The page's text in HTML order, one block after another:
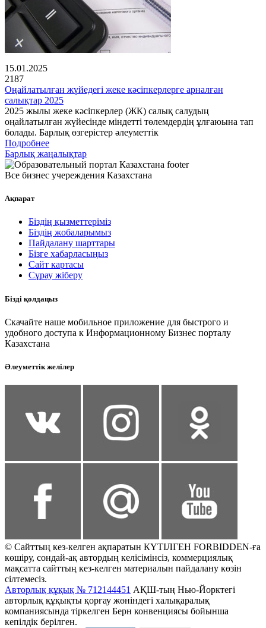
15.01.2025
2187
Оңайлатылған жүйедегі жеке кәсіпкерлерге арналған
салықтар 2025
2025 жылы жеке кәсіпкерлер (ЖК) салық салудың
оңайлатылған жүйесінде міндетті төлемдердің ұлғаюына тап
болады. Барлық өзгерістер әлеуметтік
Подробнее
Барлық жаңалықтар
Все бизнес учереждения Казахстана
Ақпарат
Біздің қызметтеріміз
Біздің жобаларымыз
Пайдалану шарттары
Бізге хабарласыңыз
Сайт картасы
Сұрау жіберу
Бізді қолдаңыз
Скачайте наше мобильное приложение для быстрого и
удобного доступа к Информационному Бизнес порталу
Казахстана
Әлеуметтік желілер
© Сайттың кез-келген ақпаратын КҮТІЛГЕН FORBIDDEN-ға
көшіру, сондай-ақ автордың келісімінсіз, коммерциялық
мақсатта сайттың кез-келген материалын пайдалану көзін
сілтемесіз.
Авторлық құқық № 712144451 АҚШ-тың Нью-Йорктегі
авторлық құқықты қорғау жөніндегі халықаралық
компаниясында тіркелген Берн конвенциясы бойынша
кепілдік берілген.